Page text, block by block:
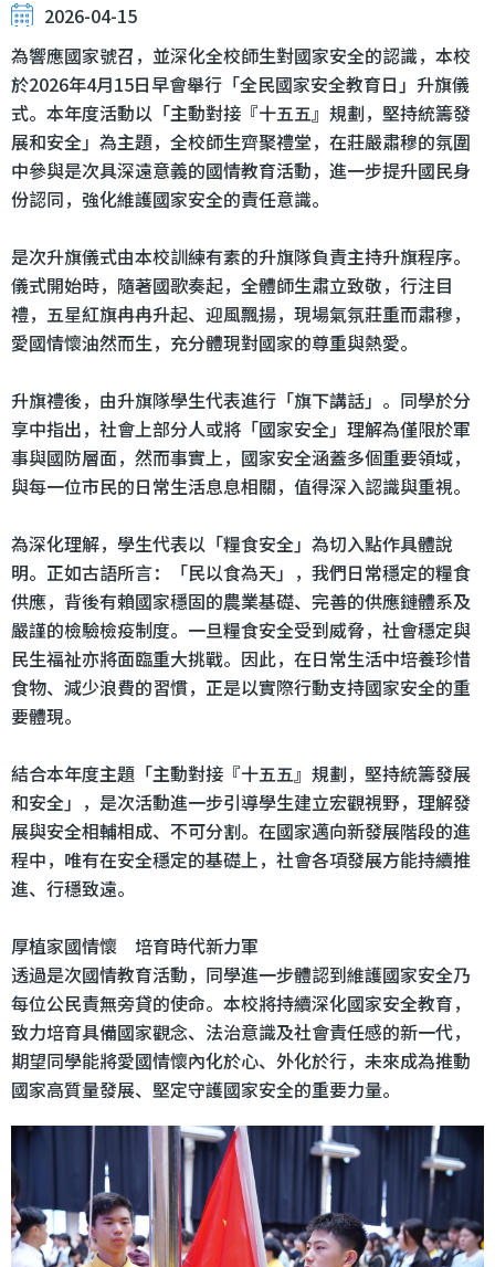
2026-04-15
為響應國家號召，並深化全校師生對國家安全的認識，本校
於2026年4月15日早會舉行「全民國家安全教育日」升旗儀
式。本年度活動以「主動對接『十五五』規劃，堅持統籌發
展和安全」為主題，全校師生齊聚禮堂，在莊嚴肅穆的氛圍
中參與是次具深遠意義的國情教育活動，進一步提升國民身
份認同，強化維護國家安全的責任意識。
是次升旗儀式由本校訓練有素的升旗隊負責主持升旗程序。
儀式開始時，隨著國歌奏起，全體師生肅立致敬，行注目
禮，五星紅旗冉冉升起、迎風飄揚，現場氣氛莊重而肅穆，
愛國情懷油然而生，充分體現對國家的尊重與熱愛。
升旗禮後，由升旗隊學生代表進行「旗下講話」。同學於分
享中指出，社會上部分人或將「國家安全」理解為僅限於軍
事與國防層面，然而事實上，國家安全涵蓋多個重要領域，
與每一位市民的日常生活息息相關，值得深入認識與重視。
為深化理解，學生代表以「糧食安全」為切入點作具體說
明。正如古語所言：「民以食為天」，我們日常穩定的糧食
供應，背後有賴國家穩固的農業基礎、完善的供應鏈體系及
嚴謹的檢驗檢疫制度。一旦糧食安全受到威脅，社會穩定與
民生福祉亦將面臨重大挑戰。因此，在日常生活中培養珍惜
食物、減少浪費的習慣，正是以實際行動支持國家安全的重
要體現。
結合本年度主題「主動對接『十五五』規劃，堅持統籌發展
和安全」，是次活動進一步引導學生建立宏觀視野，理解發
展與安全相輔相成、不可分割。在國家邁向新發展階段的進
程中，唯有在安全穩定的基礎上，社會各項發展方能持續推
進、行穩致遠。
厚植家國情懷 培育時代新力軍
透過是次國情教育活動，同學進一步體認到維護國家安全乃
每位公民責無旁貸的使命。本校將持續深化國家安全教育，
致力培育具備國家觀念、法治意識及社會責任感的新一代，
期望同學能將愛國情懷內化於心、外化於行，未來成為推動
國家高質量發展、堅定守護國家安全的重要力量。